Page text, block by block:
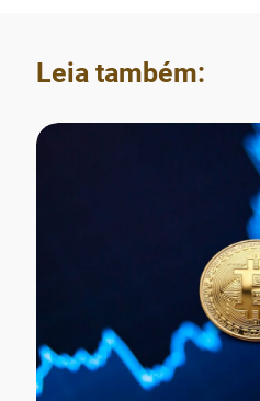
Leia também: